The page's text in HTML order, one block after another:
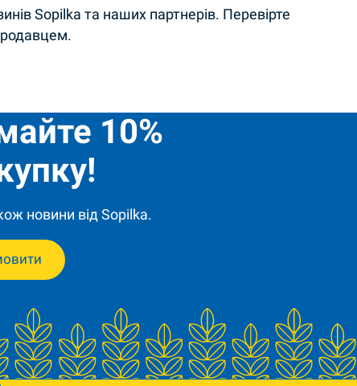
Sopilka та наших партнерів. Перевірте
10%
новини від Sopilka.